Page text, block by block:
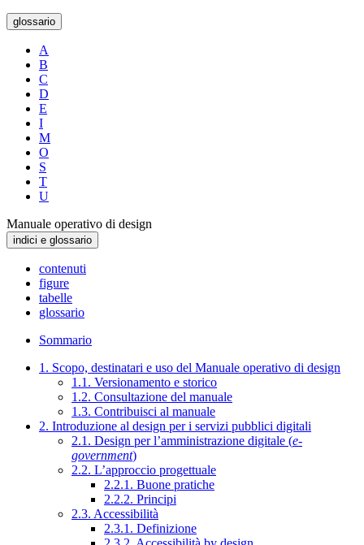
glossario
A
B
C
D
E
I
M
O
S
T
U
Manuale operativo di design
indici e glossario
contenuti
figure
tabelle
glossario
Sommario
1. Scopo, destinatari e uso del Manuale operativo di design
1.1. Versionamento e storico
1.2. Consultazione del manuale
1.3. Contribuisci al manuale
2. Introduzione al design per i servizi pubblici digitali
2.1. Design per l’amministrazione digitale (e-
government)
2.2. L’approccio progettuale
2.2.1. Buone pratiche
2.2.2. Principi
2.3. Accessibilità
2.3.1. Definizione